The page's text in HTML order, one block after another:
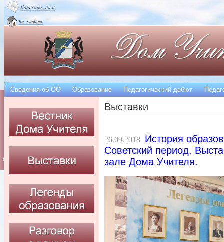
Выставки
26.09.2018 История
Советский период.
зале Дома Учителя.
Сведения об OO Образование Педагогический дебют